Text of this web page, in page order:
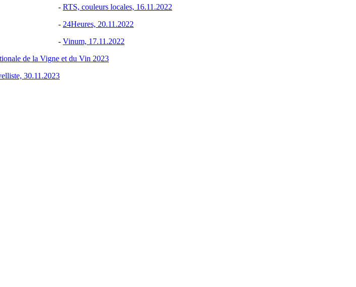
- RTS, couleurs locales, 16.11.2022
- 24Heures, 20.11.2022
- Vinum, 17.11.2022
de la Vigne et du Vin 2023
30.11.2023